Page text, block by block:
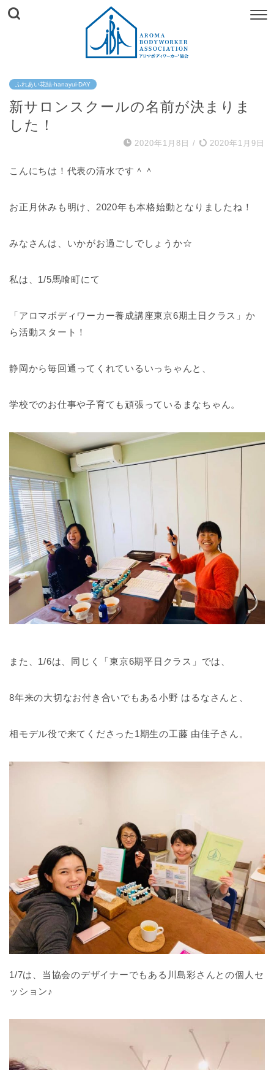
ふれあい花結-hanayui-DAY
新サロンスクールの名前が決まりま
した！
2020年1月8日 / 2020年1月9日
こんにちは！代表の清水です＾＾
お正月休みも明け、2020年も本格始動となりましたね！
みなさんは、いかがお過ごしでしょうか☆
私は、1/5馬喰町にて
「アロマボディワーカー養成講座東京6期土日クラス」か
ら活動スタート！
静岡から毎回通ってくれているいっちゃんと、
学校でのお仕事や子育ても頑張っているまなちゃん。
また、1/6は、同じく「東京6期平日クラス」では、
8年来の大切なお付き合いでもある小野 はるなさんと、
相モデル役で来てくださった1期生の工藤 由佳子さん。
1/7は、 当協会のデザイナーでもある川島彩さんとの個人セ
ッション♪